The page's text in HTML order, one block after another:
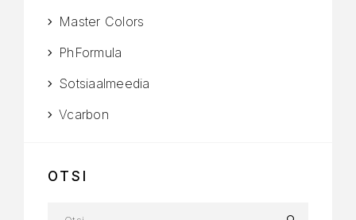
Master Colors
PhFormula
Sotsiaalmeedia
Vcarbon
OTSI